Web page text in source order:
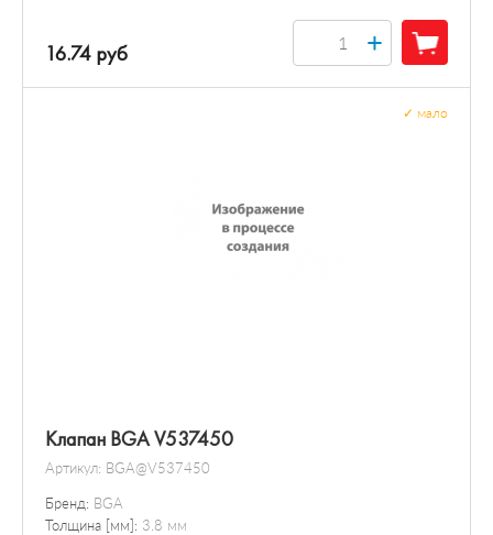
16.74 руб +
Клапан BGA V537450
Артикул: BGA@V537450
Бренд: BGA
Толщина [мм]: 3.8 мм
мало